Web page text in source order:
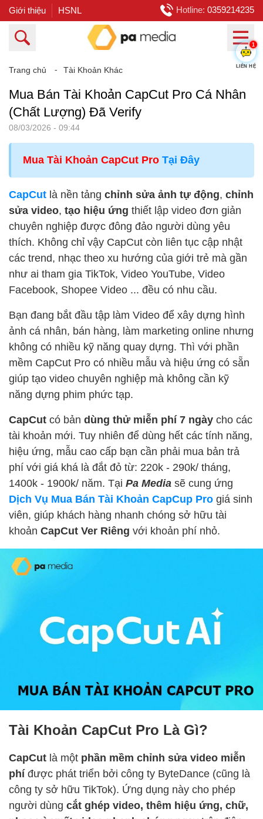
Giới thiệu HSNL Hotline: 0359214235
Trang chủ ⁃ Tài Khoản Khác
Mua Bán Tài Khoản CapCut Pro Cá Nhân
(Chất Lượng) Đã Verify
08/03/2026 - 09:44
Mua Tài Khoản CapCut Pro Tại Đây
CapCut là nền tảng chỉnh sửa ảnh tự động, chỉnh
sửa video, tạo hiệu ứng thiết lập video đơn giản
chuyên nghiệp được đông đảo người dùng yêu
thích. Không chỉ vậy CapCut còn liên tục cập nhật
các trend, nhạc theo xu hướng của giới trẻ mà gần
như ai tham gia TikTok, Video YouTube, Video
Facebook, Shopee Video ... đều có nhu cầu.
Bạn đang bắt đầu tập làm Video để xây dựng hình
ảnh cá nhân, bán hàng, làm marketing online nhưng
không có nhiều kỹ năng quay dựng. Thì với phần
mềm CapCut Pro có nhiều mẫu và hiệu ứng có sẵn
giúp tạo video chuyên nghiệp mà không cần kỹ
năng dựng phim phức tạp.
CapCut có bản dùng thử miễn phí 7 ngày cho các
tài khoản mới. Tuy nhiên để dùng hết các tính năng,
hiệu ứng, mẫu cao cấp bạn cần phải mua bản trả
phí với giá khá là đắt đỏ từ: 220k - 290k/ tháng,
1400k - 1900k/ năm. Tại Pa Media sẽ cung ứng
Dịch Vụ Mua Bán Tài Khoản CapCup Pro giá sinh
viên, giúp khách hàng nhanh chóng sở hữu tài
khoản CapCut Ver Riêng với khoản phí nhỏ.
Tài Khoản CapCut Pro Là Gì?
CapCut là một phần mềm chỉnh sửa video miễn
phí được phát triển bởi công ty ByteDance (cũng là
công ty sở hữu TikTok). Ứng dụng này cho phép
người dùng cắt ghép video, thêm hiệu ứng, chữ,
1
LIÊN HỆ